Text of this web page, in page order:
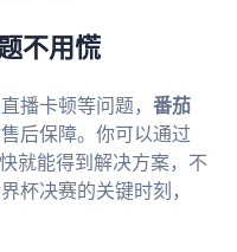
不用慌
播卡顿等问题， 番茄
后保障。你可以通过
就能得到解决方案，不
杯决赛的关键时刻，